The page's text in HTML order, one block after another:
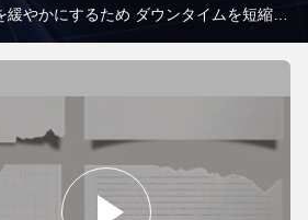
やかにするため ダウンタイムを短縮す